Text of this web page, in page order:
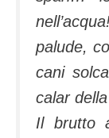
palude,
cani
calar
Il brutto